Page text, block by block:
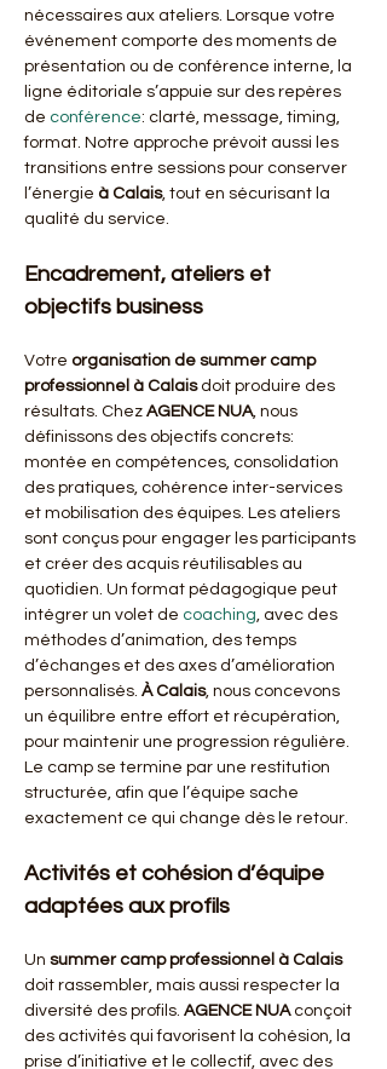
nécessaires aux ateliers. Lorsque votre
événement comporte des moments de
présentation ou de conférence interne, la
ligne éditoriale s’appuie sur des repères
de conférence: clarté, message, timing,
format. Notre approche prévoit aussi les
transitions entre sessions pour conserver
l’énergie à Calais, tout en sécurisant la
qualité du service.
Encadrement, ateliers et
objectifs business
Votre organisation de summer camp
professionnel à Calais doit produire des
résultats. Chez AGENCE NUA, nous
définissons des objectifs concrets:
montée en compétences, consolidation
des pratiques, cohérence inter-services
et mobilisation des équipes. Les ateliers
sont conçus pour engager les participants
et créer des acquis réutilisables au
quotidien. Un format pédagogique peut
intégrer un volet de coaching, avec des
méthodes d’animation, des temps
d’échanges et des axes d’amélioration
personnalisés. À Calais, nous concevons
un équilibre entre effort et récupération,
pour maintenir une progression régulière.
Le camp se termine par une restitution
structurée, afin que l’équipe sache
exactement ce qui change dès le retour.
Activités et cohésion d’équipe
adaptées aux profils
Un summer camp professionnel à Calais
doit rassembler, mais aussi respecter la
diversité des profils. AGENCE NUA conçoit
des activités qui favorisent la cohésion, la
prise d’initiative et le collectif, avec des